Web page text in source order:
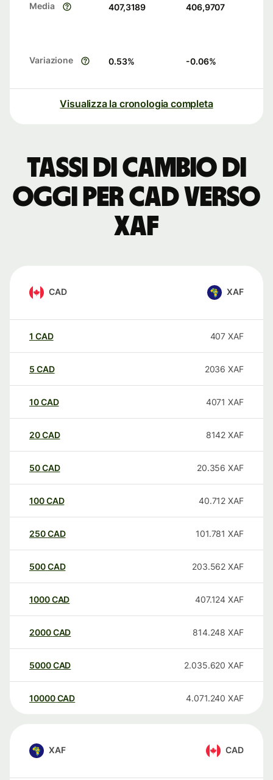
Media 407,3189 406,9707
Variazione 0.53% -0.06%
Visualizza la cronologia completa
Tassi di cambio di
oggi per CAD verso
XAF
CAD XAF
1 CAD 407 XAF
5 CAD 2036 XAF
10CAD 4071 XAF
20CAD 8142 XAF
50CAD 20.356 XAF
100CAD 40.712 XAF
250CAD 101.781 XAF
500CAD 203.562 XAF
1000CAD 407.124 XAF
2000CAD 814.248 XAF
5000CAD 2.035.620 XAF
10000 CAD 4.071.240 XAF
XAF CAD